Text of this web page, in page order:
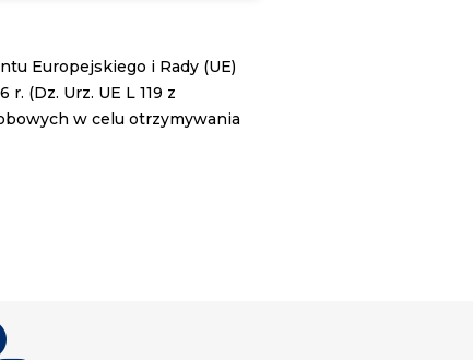
Europejskiego i Rady (UE)
(Dz. Urz. UE L 119 z
w celu otrzymywania